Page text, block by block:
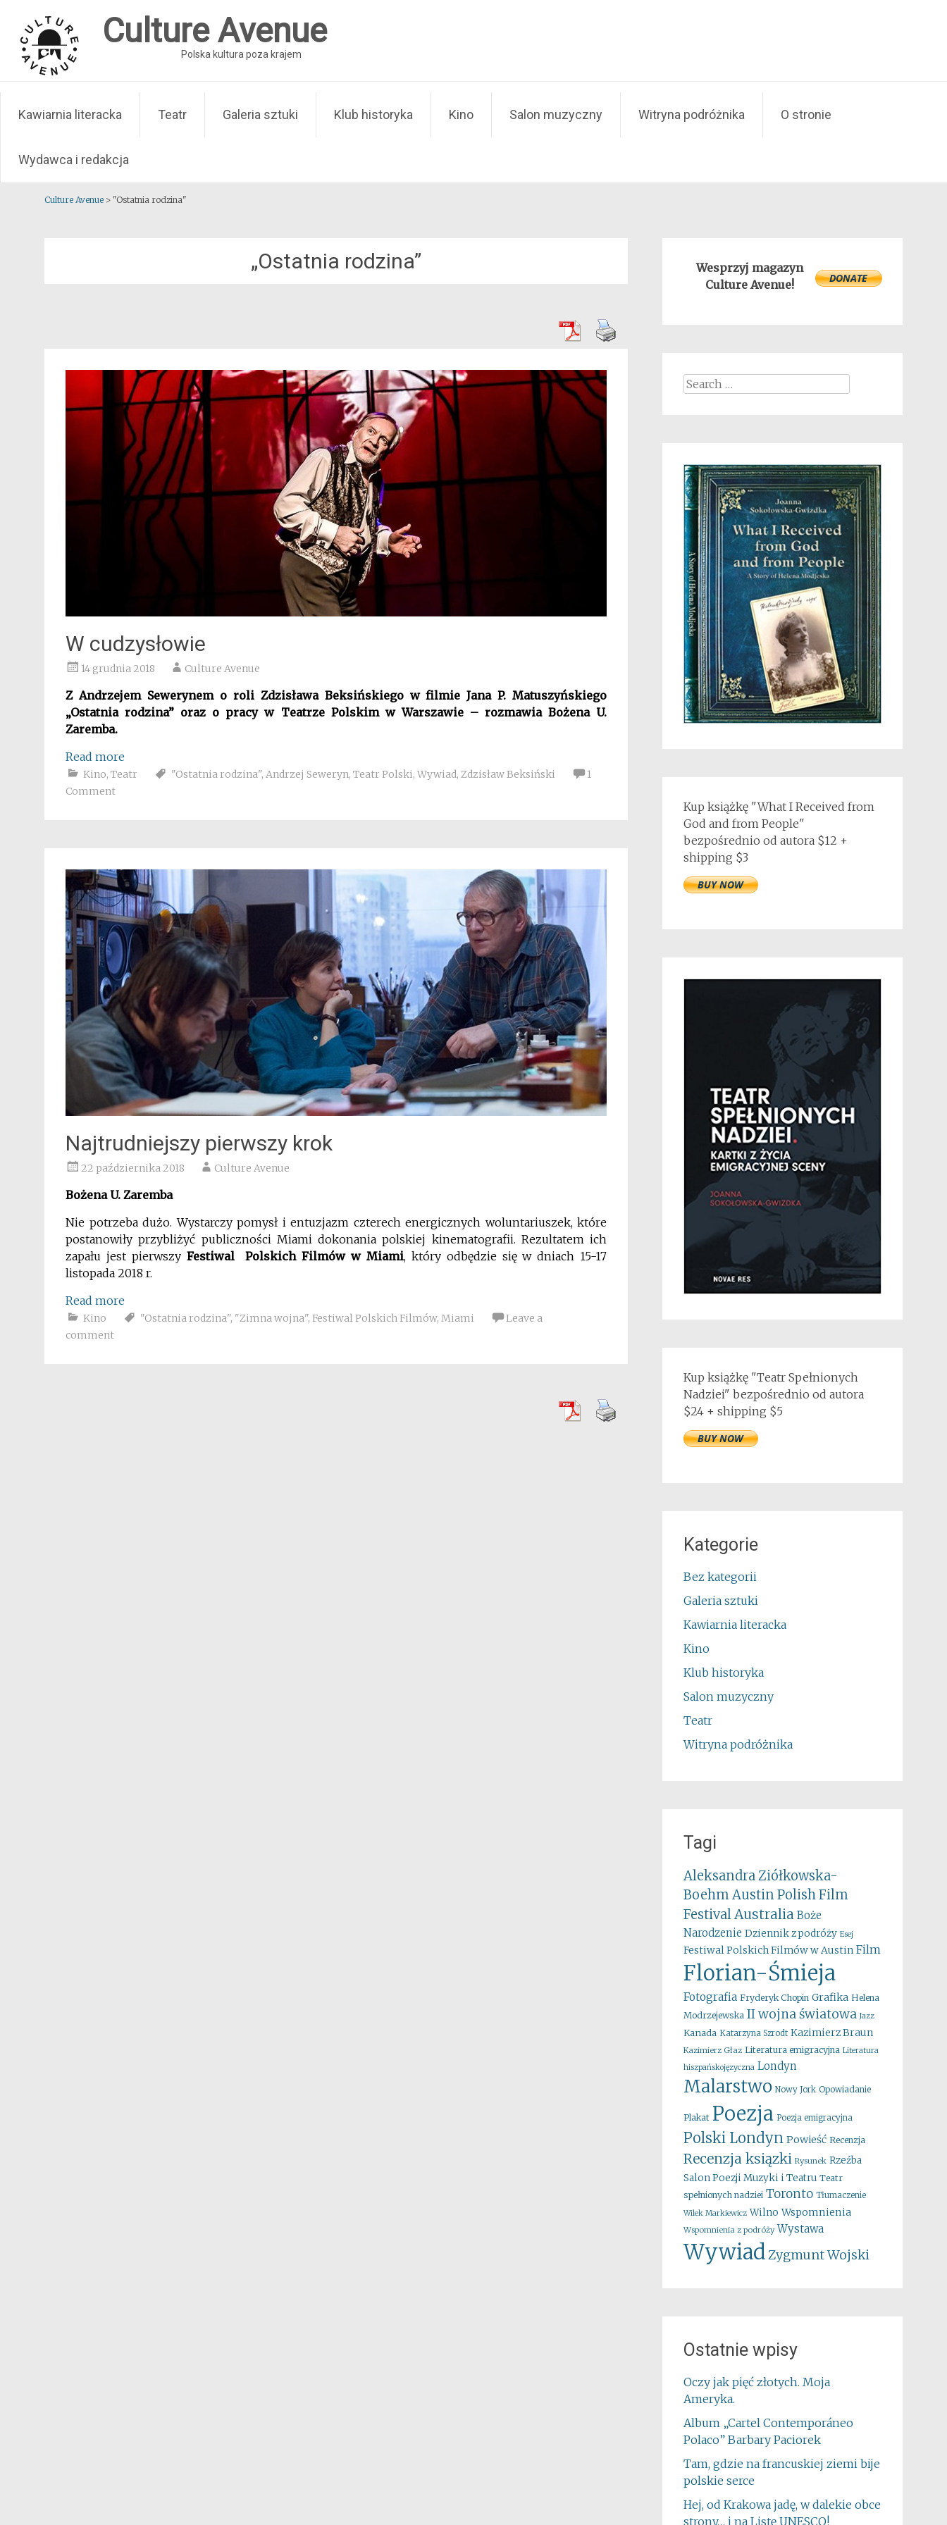
content
Culture Avenue
Polska kultura poza krajem
Kawiarnia literacka Teatr Galeria sztuki Klub historyka Kino Salon muzyczny Witryna podróżnika O stronie
Wydawca i redakcja
Culture Avenue > "Ostatnia rodzina"
„Ostatnia rodzina”
W cudzysłowie
14 grudnia 2018 Culture Avenue
Z Andrzejem Sewerynem o roli Zdzisława Beksińskiego w filmie Jana P. Matuszyńskiego
„Ostatnia rodzina” oraz o pracy w Teatrze Polskim w Warszawie – rozmawia Bożena U.
Zaremba.
Read more
Kino, Teatr "Ostatnia rodzina", Andrzej Seweryn, Teatr Polski, Wywiad, Zdzisław Beksiński
1
Comment
Najtrudniejszy pierwszy krok
22 października 2018 Culture Avenue
Bożena U. Zaremba
Nie potrzeba dużo. Wystarczy pomysł i entuzjazm czterech energicznych woluntariuszek, które
postanowiły przybliżyć publiczności Miami dokonania polskiej kinematografii. Rezultatem ich
zapału jest pierwszy Festiwal PolskichFilmóww Miami, który odbędzie się w dniach 15-17
listopada 2018 r.
Read more
Kino "Ostatnia rodzina", "Zimna wojna", Festiwal Polskich Filmów, Miami
Leave a
comment
Wesprzyj magazyn
Culture Avenue!
Search
Kup książkę "What I Received from
God and from People"
bezpośrednio od autora $12 +
shipping $3
Kup książkę "Teatr Spełnionych
Nadziei" bezpośrednio od autora
$24 + shipping $5
Kategorie
Bez kategorii
Galeria sztuki
Kawiarnia literacka
Kino
Klub historyka
Salon muzyczny
Teatr
Witryna podróżnika
Tagi
Aleksandra Ziółkowska-
Boehm Austin Polish Film
FestivalAustralia Boże
Narodzenie Dziennik z podróży Esej
Festiwal Polskich Filmów w Austin Film
Florian-Śmieja
Fotografia Fryderyk Chopin Grafika Helena
Modrzejewska II wojna światowa Jazz
Kanada Katarzyna Szrodt Kazimierz Braun
Kazimierz Głaz Literatura emigracyjna Literatura
hiszpańskojęzyczna Londyn
Malarstwo Nowy Jork Opowiadanie
Plakat Poezja Poezja emigracyjna
Polski Londyn Powieść Recenzja
Recenzja ksiązki Rysunek Rzeźba
Salon Poezji Muzyki i Teatru Teatr
spełnionych nadziei Toronto Tłumaczenie
Wilek Markiewicz Wilno Wspomnienia
Wspomnienia z podróży Wystawa
WywiadZygmunt Wojski
Ostatnie wpisy
Oczy jak pięć złotych. Moja
Ameryka.
Album „Cartel Contemporáneo
Polaco” Barbary Paciorek
Tam, gdzie na francuskiej ziemi bije
polskie serce
Hej, od Krakowa jadę, w dalekie obce
strony… i na Listę UNESCO!